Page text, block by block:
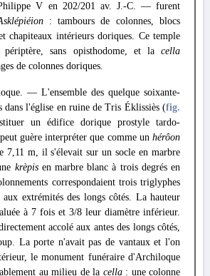
V en 202/201 av. J.-C. — furent
: tambours de colonnes, blocs
chapiteaux intérieurs doriques. Ce temple
périptère, sans opisthodome, et la cella
de colonnes doriques.
— L'ensemble des quelque soixante-
dans l'église en ruine de Tris Éklissiès (fig.
un édifice dorique prostyle tardo-
guère interpréter que comme un hérôon
7,11 m, il s'élevait sur un socle en marbre
krèpis en marbre blanc à trois degrés en
correspondaient trois triglyphes
extrémités des longs côtés. La hauteur
à 7 fois et 3/8 leur diamètre inférieur.
accolé aux antes des longs côtés,
La porte n'avait pas de vantaux et l'on
le monument funéraire d'Archiloque
au milieu de la cella : une colonne